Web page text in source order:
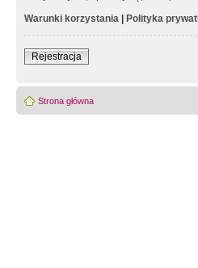
Warunki korzystania | Polityka
Rejestracja
Strona główna